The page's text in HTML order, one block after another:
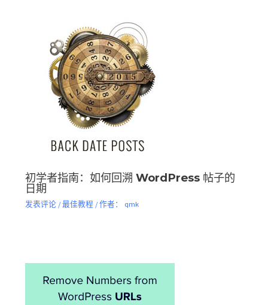
初学者指南：如何回溯 WordPress 帖子的
日期
发表评论 /最佳教程 / 作者： qmk